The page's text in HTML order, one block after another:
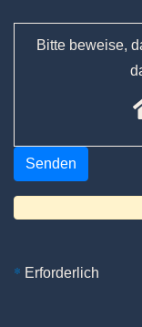
Bitte beweise,
* Erforderlich